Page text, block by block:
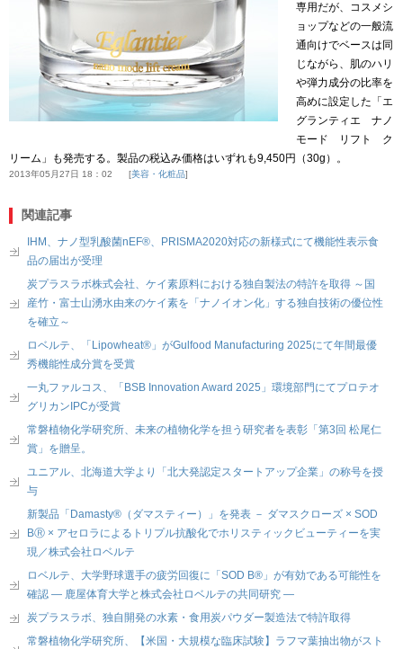
専用だが、コスメシ
ョップなどの一般流
通向けでベースは同
じながら、肌のハリ
や弾力成分の比率を
高めに設定した「エ
グランティエ ナノ
モード リフト ク
リーム」も発売する。製品の税込み価格はいずれも9,450円（30g）。
2013年05月27日 18：02 美容・化粧品
関連記事
IHM、ナノ型乳酸菌nEF®、PRISMA2020対応の新様式にて機能性表示食
品の届出が受理
炭プラスラボ株式会社、ケイ素原料における独自製法の特許を取得 ～国
産竹・富士山湧水由来のケイ素を「ナノイオン化」する独自技術の優位性
を確立～
ロベルテ、「Lipowheat®」がGulfood Manufacturing 2025にて年間最優
秀機能性成分賞を受賞
一丸ファルコス、「BSB Innovation Award 2025」環境部門にてプロテオ
グリカンIPCが受賞
常磐植物化学研究所、未来の植物化学を担う研究者を表彰「第3回 松尾仁
賞」を贈呈。
ユニアル、北海道大学より「北大発認定スタートアップ企業」の称号を授
与
新製品「Damasty®（ダマスティー）」を発表 － ダマスクローズ × SOD
BⓇ × アセロラによるトリプル抗酸化でホリスティックビューティーを実
現／株式会社ロベルテ
ロベルテ、大学野球選手の疲労回復に「SOD B®」が有効である可能性を
確認 ― 鹿屋体育大学と株式会社ロベルテの共同研究 ―
炭プラスラボ、独自開発の水素・食用炭パウダー製造法で特許取得
常磐植物化学研究所、【米国・大規模な臨床試験】ラフマ葉抽出物がスト